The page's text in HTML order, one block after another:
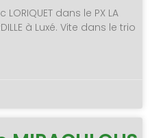
LORIQUET dans le PX LA
à Luxé. Vite dans le trio